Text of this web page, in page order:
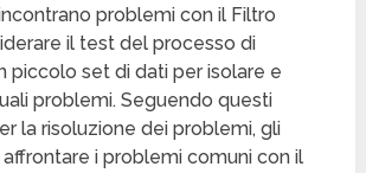
problemi con il Filtro
il test del processo di
piccolo set di dati per isolare e
problemi. Seguendo questi
la risoluzione dei problemi, gli
i problemi comuni con il